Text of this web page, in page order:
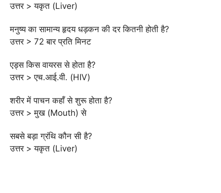
उत्तर > यकृत (Liver)
मनुष्य का सामान्य हृदय धड़कन की दर कितनी होती है?
उत्तर > 72 बार प्रति मिनट
एड्स किस वायरस से होता है?
उत्तर > एच.आई.वी. (HIV)
शरीर में पाचन कहाँ से शुरू होता है?
उत्तर > मुख (Mouth) से
सबसे बड़ा ग्रंथि कौन सी है?
उत्तर > यकृत (Liver)